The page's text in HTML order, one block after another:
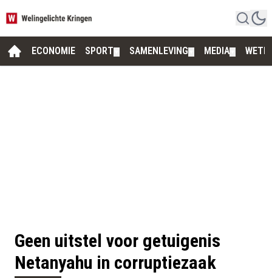
ECONOMIE SPORT SAMENLEVING MEDIA
Geen uitstel voor getuigenis
Netanyahu in corruptiezaak